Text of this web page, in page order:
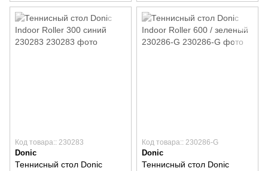
Код товара:: 230283
Donic
Теннисный стол Donic
Код товара:: 230286-G
Donic
Теннисный стол Donic